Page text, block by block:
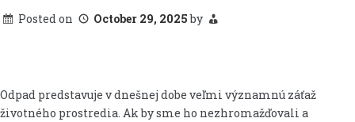
Posted on October 29, 2025by
Odpad predstavuje v dnešnej dobe veľmi významnú záťaž
životného prostredia. Ak by sme ho nezhromažďovali a